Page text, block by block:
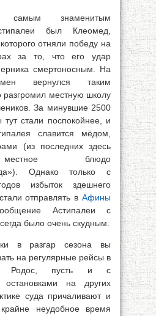
самым знаменитым
был Клеомед,
отняли победу на
за то, что его удар
смертоносным. На
вернулся таким
разгромил местную школу
За минувшие 2500
стали поспокойнее, и
славится мёдом,
(из последних здесь
блюдо
Однако только с
избыток здешнего
отправлять в Афины
Астипалеи с
было очень скудным.
в разгар сезона вы
на регулярные рейсы в
пусть и с
остановками на других
суда причаливают и
неудобное время